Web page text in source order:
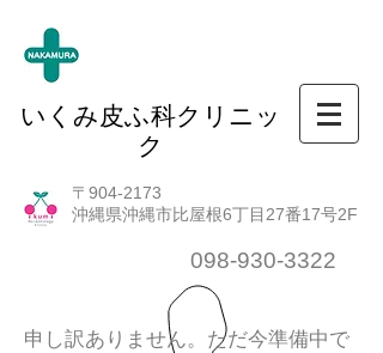
いくみ皮ふ科クリニッ
ク
〒904-2173
沖縄県沖縄市比屋根6丁目27番17号2F
098-930-3322
申し訳ありません。ただ今準備中で